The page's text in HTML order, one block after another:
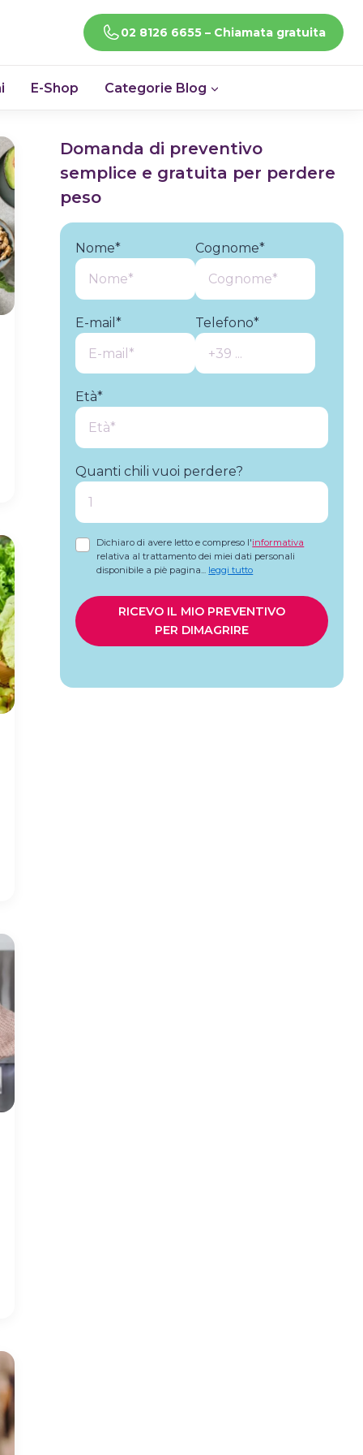
CHIAMACI!
02 8126 6655 – Chiamata gratuita
E-Shop Categorie Blog
Domanda di preventivo
semplice e gratuita per perdere
peso
Nome* Cognome*
E-mail* Telefono*
Età*
Quanti chili vuoi perdere?
Dichiaro di avere letto e compreso l'informativa
relativa al trattamento dei miei dati personali
disponibile a piè pagina
leggi tutto
RICEVO IL MIO PREVENTIVO
PER DIMAGRIRE